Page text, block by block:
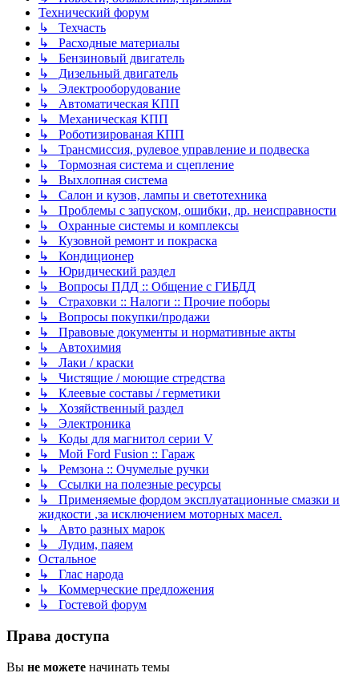
Технический форум
↳ Техчасть
↳ Расходные материалы
↳ Бензиновый двигатель
↳ Дизельный двигатель
↳ Электрооборудование
↳ Автоматическая КПП
↳ Механическая КПП
↳ Роботизированая КПП
↳ Трансмиссия, рулевое управление и подвеска
↳ Тормозная система и сцепление
↳ Выхлопная система
↳ Салон и кузов, лампы и светотехника
↳ Проблемы с запуском, ошибки, др. неисправности
↳ Охранные системы и комплексы
↳ Кузовной ремонт и покраска
↳ Кондиционер
↳ Юридический раздел
↳ Вопросы ПДД :: Общение с ГИБДД
↳ Страховки :: Налоги :: Прочие поборы
↳ Вопросы покупки/продажи
↳ Правовые документы и нормативные акты
↳ Автохимия
↳ Лаки / краски
↳ Чистящие / моющие стредства
↳ Клеевые составы / герметики
↳ Хозяйственный раздел
↳ Электроника
↳ Коды для магнитол серии V
↳ Мой Ford Fusion :: Гараж
↳ Ремзона :: Очумелые ручки
↳ Ссылки на полезные ресурсы
↳ Применяемые фордом эксплуатационные смазки и
жидкости ,за исключением моторных масел.
↳ Авто разных марок
↳ Лудим, паяем
Остальное
↳ Глас народа
↳ Коммерческие предложения
↳ Гостевой форум
Права доступа
Вы не можете начинать темы